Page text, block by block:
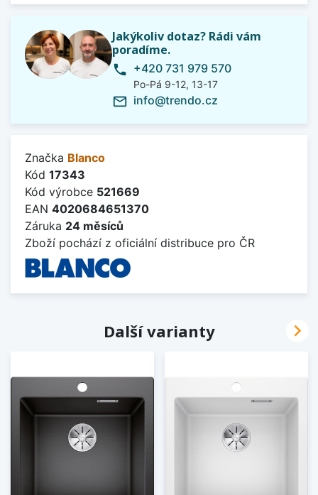
Jakýkoliv dotaz? Rádi vám
poradíme.
phone +420 731 979 570
Po-Pá 9-12, 13-17
mail_outline info@trendo.cz
Značka Blanco
Kód 17343
Kód výrobce 521669
EAN 4020684651370
Záruka 24 měsíců
Zboží pochází z oficiální distribuce pro ČR
Další varianty 